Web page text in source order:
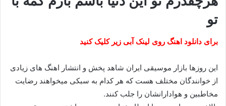
تو
برای دانلود اهنگ روی لینک آبی زیر کلیک کنید
این روزها بازار موسیقی ایران شاهد پخش و انتشار اهنگ های زیادی
از خوانندگان مختلف هست که هر کدام به سبکی میخواهند رضایت
مخاطبین و هوادارانشان را جلب کنند.